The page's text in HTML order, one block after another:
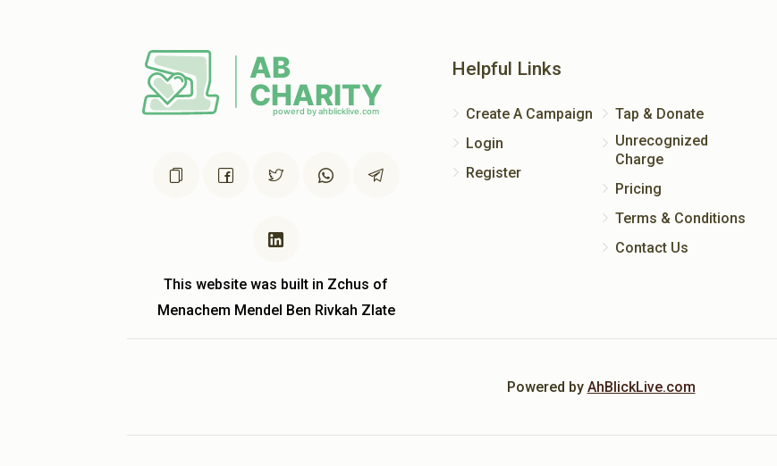
This website was built in Zchus of
Menachem Mendel Ben Rivkah Zlate
Helpful Links
Create A Campaign
Login
Register
Tap & Donate
Unrecognized
Charge
Pricing
Terms & Conditions
Contact Us
Powered by AhBlickLive.com